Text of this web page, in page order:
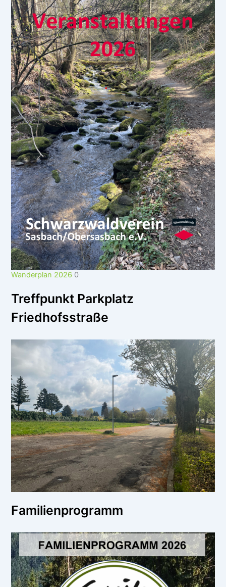
Wanderplan 2026 0
Treffpunkt Parkplatz
Friedhofsstraße
Familienprogramm